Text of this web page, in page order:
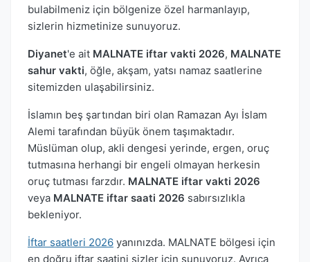
bulabilmeniz için bölgenize özel harmanlayıp,
sizlerin hizmetinize sunuyoruz.
Diyanet'e ait MALNATE iftar vakti 2026, MALNATE
sahur vakti, öğle, akşam, yatsı namaz saatlerine
sitemizden ulaşabilirsiniz.
İslamın beş şartından biri olan Ramazan Ayı İslam
Alemi tarafından büyük önem taşımaktadır.
Müslüman olup, akli dengesi yerinde, ergen, oruç
tutmasına herhangi bir engeli olmayan herkesin
oruç tutması farzdır. MALNATE iftar vakti 2026
veya MALNATE iftar saati 2026 sabırsızlıkla
bekleniyor.
İftar saatleri 2026 yanınızda. MALNATE bölgesi için
en doğru iftar saatini sizler için sunuyoruz. Ayrıca